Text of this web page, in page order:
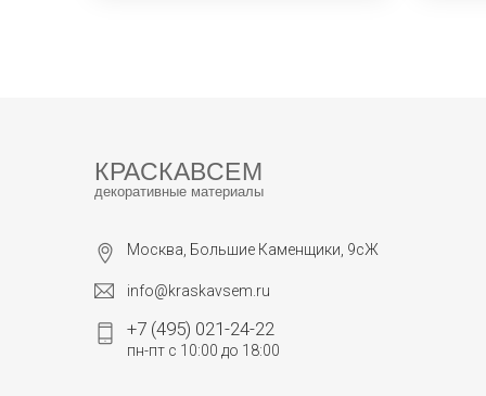
КРАСКАВСЕМ
декоративные материалы
Москва, Большие Каменщики, 9сЖ
info@kraskavsem.ru
+7 (495) 021-24-22
пн-пт с 10:00 до 18:00